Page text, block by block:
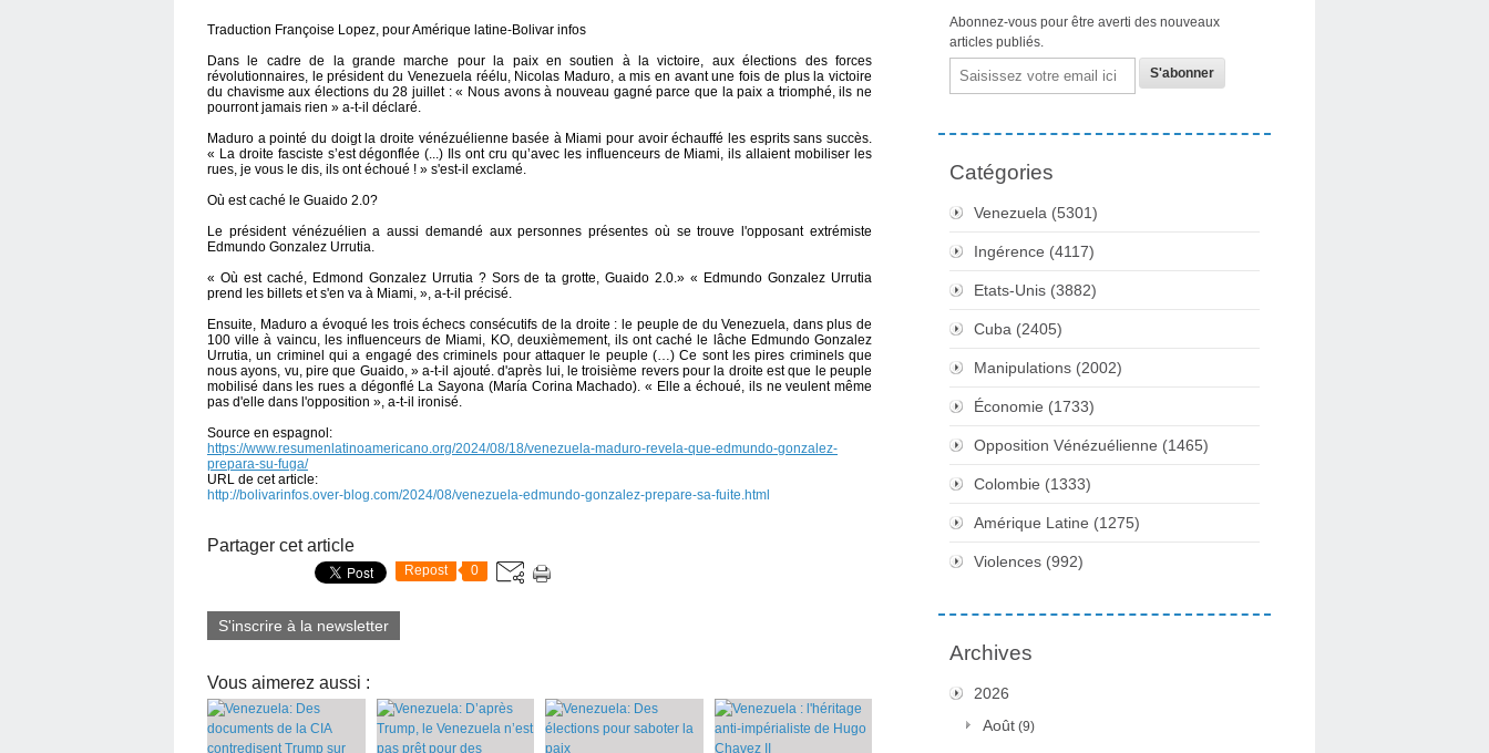
Traduction Françoise Lopez, pour Amérique latine-Bolivar infos
Dans le cadre de la grande marche pour la paix en soutien à la victoire, aux élections des forces
révolutionnaires, le président du Venezuela réélu, Nicolas Maduro, a mis en avant une fois de plus la victoire
du chavisme aux élections du 28 juillet : « Nous avons à nouveau gagné parce que la paix a triomphé, ils ne
pourront jamais rien » a-t-il déclaré.
Maduro a pointé du doigt la droite vénézuélienne basée à Miami pour avoir échauffé les esprits sans succès.
« La droite fasciste s’est dégonflée (...) Ils ont cru qu’avec les influenceurs de Miami, ils allaient mobiliser les
rues, je vous le dis, ils ont échoué ! » s'est-il exclamé.
Où est caché le Guaido 2.0?
Le président vénézuélien a aussi demandé aux personnes présentes où se trouve l'opposant extrémiste
Edmundo Gonzalez Urrutia.
« Où est caché, Edmond Gonzalez Urrutia ? Sors de ta grotte, Guaido 2.0.» « Edmundo Gonzalez Urrutia
prend les billets et s'en va à Miami, », a-t-il précisé.
Ensuite, Maduro a évoqué les trois échecs consécutifs de la droite : le peuple de du Venezuela, dans plus de
100 ville à vaincu, les influenceurs de Miami, KO, deuxièmement, ils ont caché le lâche Edmundo Gonzalez
Urrutia, un criminel qui a engagé des criminels pour attaquer le peuple (…) Ce sont les pires criminels que
nous ayons, vu, pire que Guaido, » a-t-il ajouté. d'après lui, le troisième revers pour la droite est que le peuple
mobilisé dans les rues a dégonflé La Sayona (María Corina Machado). « Elle a échoué, ils ne veulent même
pas d'elle dans l'opposition », a-t-il ironisé.
Source en espagnol:
https://www.resumenlatinoamericano.org/2024/08/18/venezuela-maduro-revela-que-edmundo-gonzalez-
prepara-su-fuga/
URL de cet article:
http://bolivarinfos.over-blog.com/2024/08/venezuela-edmundo-gonzalez-prepare-sa-fuite.html
Partager cet article
Repost 0
S'inscrire à la newsletter
Vous aimerez aussi :
Abonnez-vous pour être averti des nouveaux
articles publiés.
Email
Catégories
Venezuela (5301)
Ingérence (4117)
Etats-Unis (3882)
Cuba (2405)
Manipulations (2002)
Économie (1733)
Opposition Vénézuélienne (1465)
Colombie (1333)
Amérique Latine (1275)
Violences (992)
Archives
2026
Août (9)